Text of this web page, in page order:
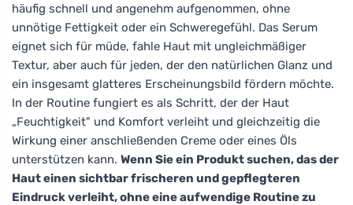
häufig schnell und angenehm aufgenommen, ohne
unnötige Fettigkeit oder ein Schweregefühl. Das Serum
eignet sich für müde, fahle Haut mit ungleichmäßiger
Textur, aber auch für jeden, der den natürlichen Glanz und
ein insgesamt glatteres Erscheinungsbild fördern möchte.
In der Routine fungiert es als Schritt, der der Haut
„Feuchtigkeit" und Komfort verleiht und gleichzeitig die
Wirkung einer anschließenden Creme oder eines Öls
unterstützen kann. Wenn Sie ein Produkt suchen, das der
Haut einen sichtbar frischeren und gepflegteren
Eindruck verleiht, ohne eine aufwendige Routine zu